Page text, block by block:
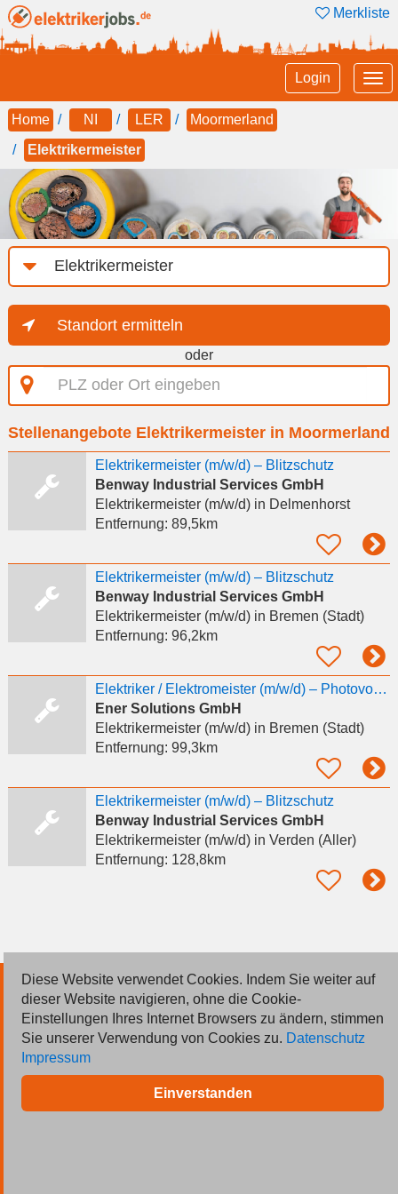
Merkliste
Login
Home NI LER
Moormerland
Elektrikermeister
Job-
Kategorie
Standort ermitteln
oder
PLZ
oder
eingeben
Stellenangebote Elektrikermeister in Moormerland
Elektrikermeister (m/w/d) – Blitzschutz
Benway Industrial Services GmbH
Elektrikermeister (m/w/d)in Delmenhorst
Entfernung: 89,5km
Elektrikermeister (m/w/d) – Blitzschutz
Benway Industrial Services GmbH
Elektrikermeister (m/w/d)in Bremen (Stadt)
Entfernung: 96,2km
Elektriker / Elektromeister (m/w/d) – Photovoltaik & Wärmepumpen
Ener Solutions GmbH
Elektrikermeister (m/w/d)in Bremen (Stadt)
Entfernung: 99,3km
Elektrikermeister (m/w/d) – Blitzschutz
Benway Industrial Services GmbH
Elektrikermeister (m/w/d)in Verden (Aller)
Entfernung: 128,8km
© 2026 Deutsche Jobmarkt GmbH
Inserieren
Kontakt
Diese Website verwendet Cookies. Indem Sie weiter auf
dieser Website navigieren, ohne die Cookie-
Einstellungen Ihres Internet Browsers zu ändern, stimmen
Sie unserer Verwendung von Cookies zu. Datenschutz
Impressum
Einverstanden